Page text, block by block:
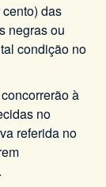
das
negras ou
condição no
à
no
referida no